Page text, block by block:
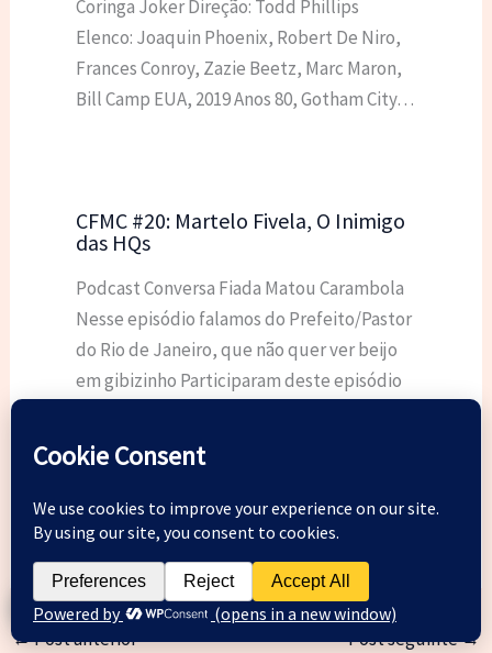
Coringa Joker Direção: Todd Phillips
Elenco: Joaquin Phoenix, Robert De Niro,
Frances Conroy, Zazie Beetz, Marc Maron,
Bill Camp EUA, 2019 Anos 80, Gotham City…
CFMC #20: Martelo Fivela, O Inimigo
das HQs
Podcast Conversa Fiada Matou Carambola
Nesse episódio falamos do Prefeito/Pastor
do Rio de Janeiro, que não quer ver beijo
em gibizinho Participaram deste episódio
←Post anterior Post seguinte→